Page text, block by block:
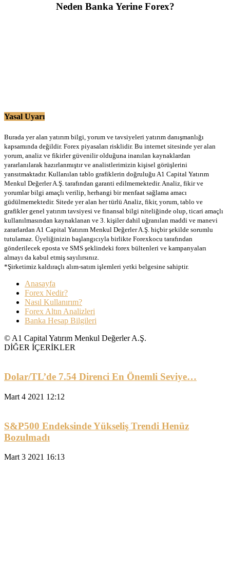
Neden Banka Yerine Forex?
Yasal Uyarı
Burada yer alan yatırım bilgi, yorum ve tavsiyeleri yatırım danışmanlığı
kapsamında değildir. Forex piyasaları risklidir. Bu internet sitesinde yer alan
yorum, analiz ve fikirler güvenilir olduğuna inanılan kaynaklardan
yararlanılarak hazırlanmıştır ve analistlerimizin kişisel görüşlerini
yansıtmaktadır. Kullanılan tablo grafiklerin doğruluğu A1 Capital Yatırım
Menkul Değerler A.Ş. tarafından garanti edilmemektedir. Analiz, fikir ve
yorumlar bilgi amaçlı verilip, herhangi bir menfaat sağlama amacı
güdülmemektedir. Sitede yer alan her türlü Analiz, fikir, yorum, tablo ve
grafikler genel yatırım tavsiyesi ve finansal bilgi niteliğinde olup, ticari amaçlı
kullanılmasından kaynaklanan ve 3. kişiler dahil uğranılan maddi ve manevi
zararlardan A1 Capital Yatırım Menkul Değerler A.Ş. hiçbir şekilde sorumlu
tutulamaz. Üyeliğinizin başlangıcıyla birlikte Forexkocu tarafından
gönderilecek eposta ve SMS şeklindeki forex bültenleri ve kampanyaları
almayı da kabul etmiş sayılırsınız.
*Şirketimiz kaldıraçlı alım-satım işlemleri yetki belgesine sahiptir.
Anasayfa
Forex Nedir?
Nasıl Kullanırım?
Forex Altın Analizleri
Banka Hesap Bilgileri
© A1 Capital Yatırım Menkul Değerler A.Ş.
DİĞER İÇERİKLER
Dolar/TL’de 7.54 Direnci En Önemli Seviye…
Mart 4 2021 12:12
S&P500 Endeksinde Yükseliş Trendi Henüz
Bozulmadı
Mart 3 2021 16:13